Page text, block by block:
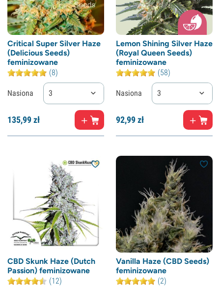
Critical Super Silver Haze
(Delicious Seeds)
feminizowane
(8)
Nasiona 3
135,99zł
Lemon Shining Silver Haze
(Royal Queen Seeds)
feminizowane
(58)
Nasiona 3
92,99zł
CBD Skunk Haze (Dutch
Passion) feminizowane
(12)
Vanilla Haze (CBD Seeds)
feminizowane
(2)